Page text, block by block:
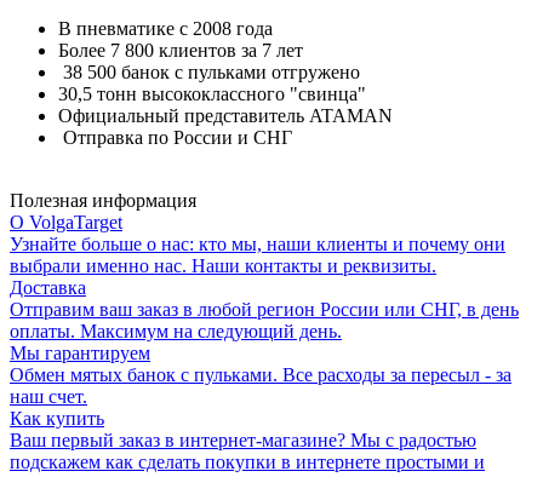
В пневматике с 2008 года
Более 7 800 клиентов за 7 лет
38 500 банок с пульками отгружено
30,5 тонн высококлассного "свинца"
Официальный представитель ATAMAN
Отправка по России и СНГ
Полезная информация
О VolgaTarget
Узнайте больше о нас: кто мы, наши клиенты и почему они
выбрали именно нас. Наши контакты и реквизиты.
Доставка
Отправим ваш заказ в любой регион России или СНГ, в день
оплаты. Максимум на следующий день.
Мы гарантируем
Обмен мятых банок с пульками. Все расходы за пересыл - за
наш счет.
Как купить
Ваш первый заказ в интернет-магазине? Мы с радостью
подскажем как сделать покупки в интернете простыми и